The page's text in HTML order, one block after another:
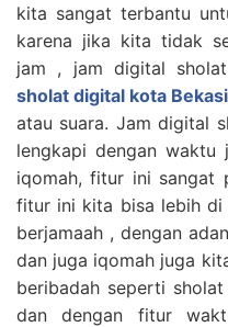
kita sangat terbantu
karena jika kita tidak
jam , jam digital
sholat digital kota Bekasi
atau suara. Jam digital
lengkapi dengan waktu
iqomah, fitur ini sangat
fitur ini kita bisa lebih di
berjamaah , dengan
dan juga iqomah juga
beribadah seperti
dan dengan fitur